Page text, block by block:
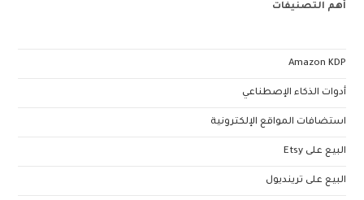
أهم التصنيفات
Amazon KDP
أدوات الذكاء الإصطناعي
استضافات المواقع الإلكترونية
البيع على Etsy
البيع على ترينديول